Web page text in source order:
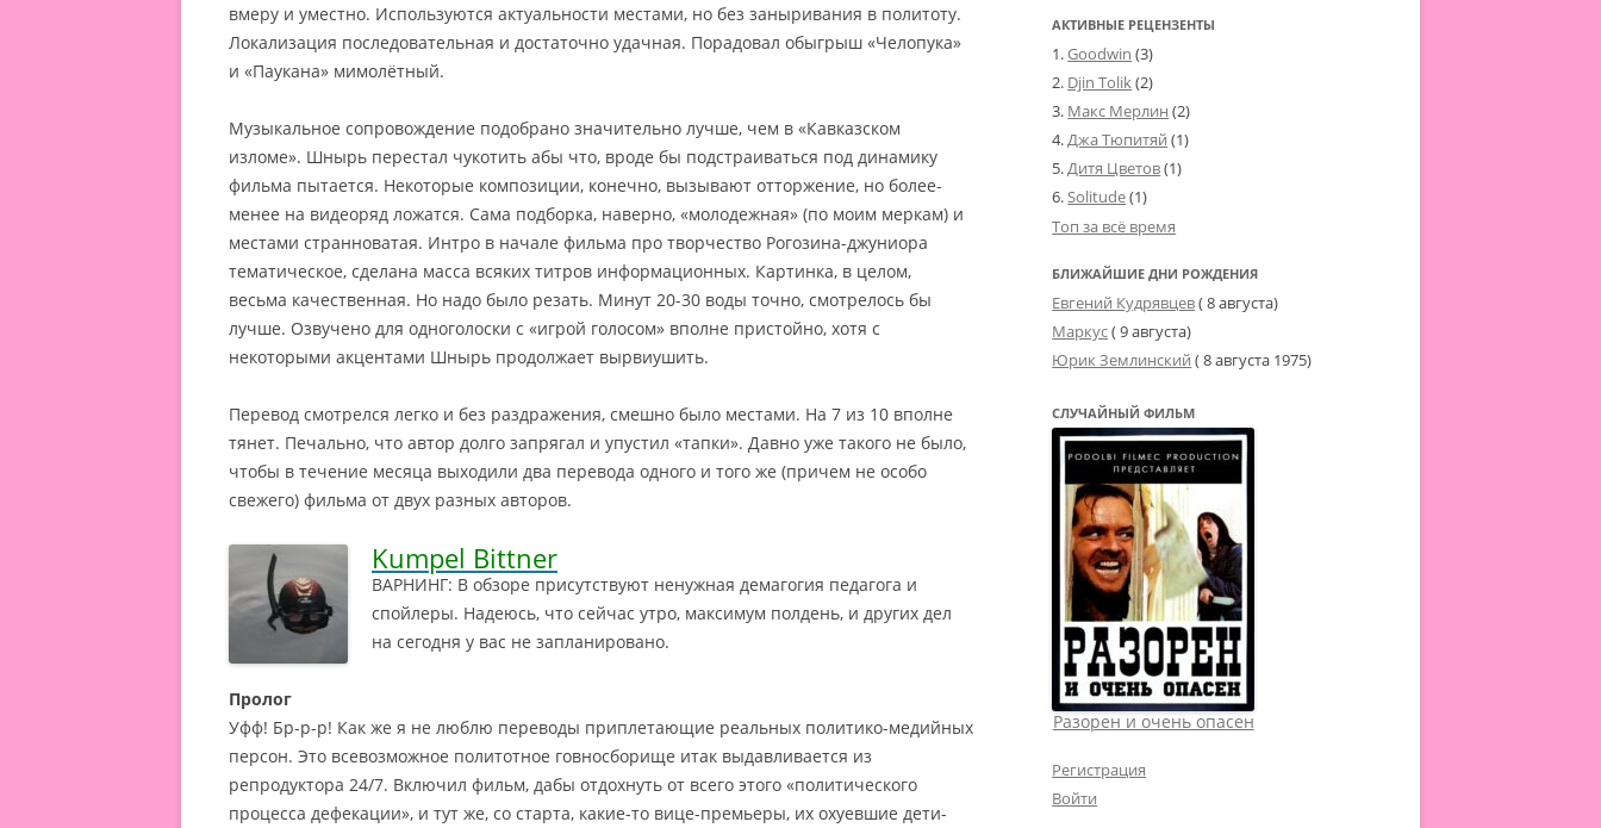
вмеру и уместно. Используются актуальности местами, но без заныривания в политоту.
Локализация последовательная и достаточно удачная. Порадовал обыгрыш «Челопука»
и «Паукана» мимолётный.
Музыкальное сопровождение подобрано значительно лучше, чем в «Кавказском
изломе». Шнырь перестал чукотить абы что, вроде бы подстраиваться под динамику
фильма пытается. Некоторые композиции, конечно, вызывают отторжение, но более-
менее на видеоряд ложатся. Сама подборка, наверно, «молодежная» (по моим меркам) и
местами странноватая. Интро в начале фильма про творчество Рогозина-джуниора
тематическое, сделана масса всяких титров информационных. Картинка, в целом,
весьма качественная. Но надо было резать. Минут 20-30 воды точно, смотрелось бы
лучше. Озвучено для одноголоски с «игрой голосом» вполне пристойно, хотя с
некоторыми акцентами Шнырь продолжает вырвиушить.
Перевод смотрелся легко и без раздражения, смешно было местами. На 7 из 10 вполне
тянет. Печально, что автор долго запрягал и упустил «тапки». Давно уже такого не было,
чтобы в течение месяца выходили два перевода одного и того же (причем не особо
свежего) фильма от двух разных авторов.
Kumpel Bittner
ВАРНИНГ: В обзоре присутствуют ненужная демагогия педагога и
спойлеры. Надеюсь, что сейчас утро, максимум полдень, и других дел
на сегодня у вас не запланировано.
Пролог
Уфф! Бр-р-р! Как же я не люблю переводы приплетающие реальных политико-медийных
персон. Это всевозможное политотное говносборище итак выдавливается из
репродуктора 24/7. Включил фильм, дабы отдохнуть от всего этого «политического
процесса дефекации», и тут же, со старта, какие-то вице-премьеры, их охуевшие дети-
АКТИВНЫЕ РЕЦЕНЗЕНТЫ
Goodwin (3)
Djin Tolik(2)
Макс Мерлин (2)
Джа Тюпитяй (1)
Дитя Цветов(1)
Solitude(1)
Топ за всё время
БЛИЖАЙШИЕ ДНИ РОЖДЕНИЯ
Евгений Кудрявцев( 8 августа)
Маркус( 9 августа)
Юрик Землинский (8 августа 1975)
СЛУЧАЙНЫЙ ФИЛЬМ
Разорен и очень опасен
Регистрация
Войти